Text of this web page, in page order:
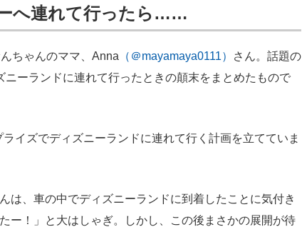
へ連れて行ったら……
ちゃんのママ、Anna （＠mayamaya0111）
さん。話題の
ーランドに連れて行ったときの顛末をまとめたもので
イズでディズニーランドに連れて行く計画を立てていま
、車の中でディズニーランドに到着したことに気付き
ー！」と大はしゃぎ。しかし、この後まさかの展開が待